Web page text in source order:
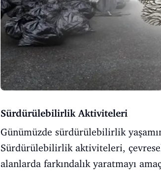
Sürdürülebilirlik Aktiviteleri
Günümüzde sürdürülebilirlik
Sürdürülebilirlik aktiviteleri,
alanlarda farkındalık yaratmayı